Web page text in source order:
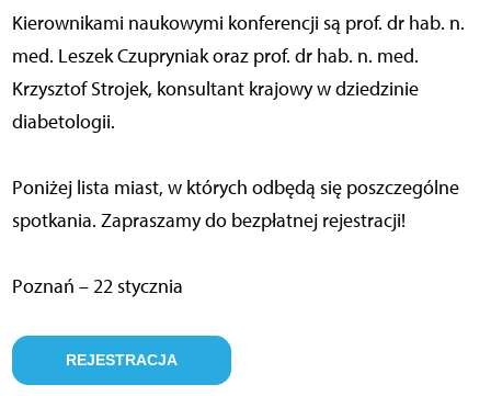
Kierownikami naukowymi konferencji są prof. dr hab. n.
med. Leszek Czupryniak oraz prof. dr hab. n. med.
Krzysztof Strojek, konsultant krajowy w dziedzinie
diabetologii.
Poniżej lista miast, w których odbędą się poszczególne
spotkania. Zapraszamy do bezpłatnej rejestracji!
Poznań – 22 stycznia
REJESTRACJA